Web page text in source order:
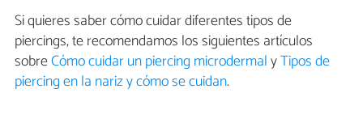
Si quieres saber cómo cuidar diferentes tipos de
piercings, te recomendamos los siguientes artículos
sobreCómo cuidar un piercing microdermalyTipos de
piercing en la nariz y cómo se cuidan.